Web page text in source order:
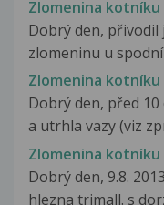
Zlomenina kotníku
Dobrý den,
zlomeninu u
Zlomenina kotníku
Dobrý den, před
a utrhla vazy (viz
Zlomenina kotníku
Dobrý den, 9.8.
hlezna trimall. s